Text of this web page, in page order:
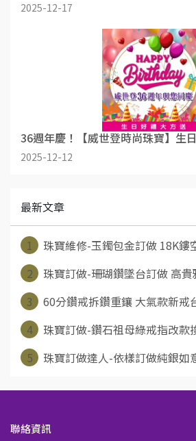
2025-12-17
36週年慶！【威世登時尚珠寶】生
2025-12-12
最新文章
1
珠寶維修-玉鐲包金訂做 18K
2
珠寶訂做-珊瑚鑽墜台訂做 高
3
60分鑽戒拆鑽重鑲 大氣款新戒
4
珠寶訂做-鑽石祖母綠戒指改
5
珠寶訂做達人-依樣訂做純銀
聯絡資訊